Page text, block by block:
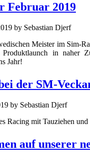
Februar 2019
by Sebastian Djerf
Meister im Sim-
in naher
Jahr!
der SM-
by Sebastian Djerf
Racing mit Tauziehen
auf unserer